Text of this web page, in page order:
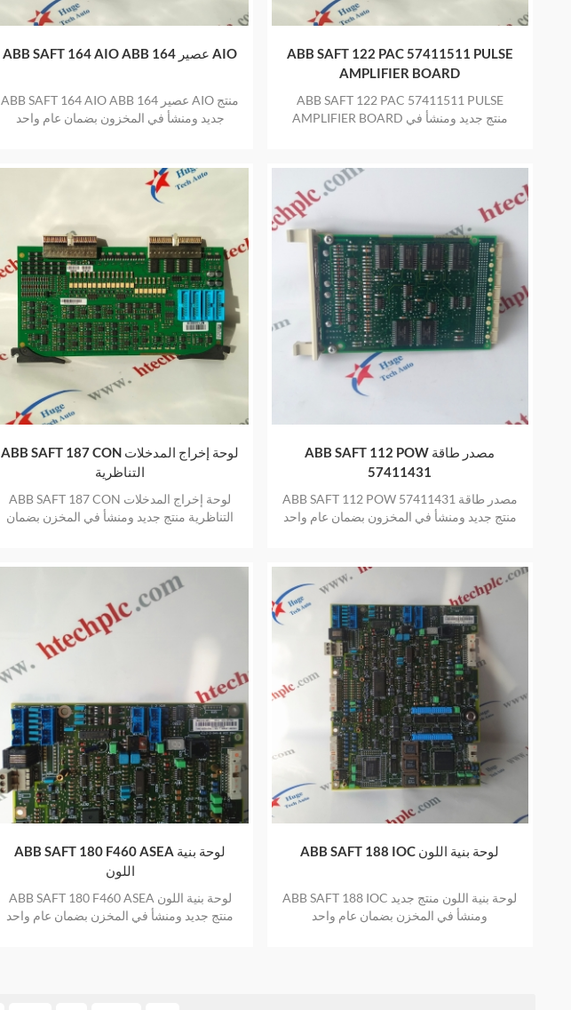
ABB SAFT 164 AIO ABB عصير 164 AIO
ABB SAFT 164 AIO ABB عصير 164 AIO منتج
جديد ومنشأ في المخزون بضمان عام واحد
ABB SAFT 122 PAC 57411511 PULSE
AMPLIFIER BOARD
ABB SAFT 122 PAC 57411511 PULSE
AMPLIFIER BOARD منتج جديد ومنشأ في
ABB SAFT 187 CON لوحة إخراج المدخلات
التناظرية
ABB SAFT 187 CON لوحة إخراج المدخلات
التناظرية منتج جديد ومنشأ في المخزن بضمان
ABB SAFT 112 POW مصدر طاقة
57411431
ABB SAFT 112 POW مصدر طاقة 57411431
منتج جديد ومنشأ في المخزون بضمان عام واحد
ABB SAFT 180 F460 ASEA لوحة بنية
اللون
ABB SAFT 180 F460 ASEA لوحة بنية اللون
منتج جديد ومنشأ في المخزن بضمان عام واحد
ABB SAFT 188 IOC لوحة بنية اللون
ABB SAFT 188 IOC لوحة بنية اللون منتج جديد
ومنشأ في المخزن بضمان عام واحد